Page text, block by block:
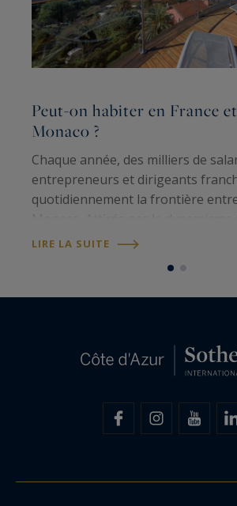
Peut-on habiter en France
Monaco ?
Chaque année, des milliers de
entrepreneurs et dirigeants
quotidiennement la frontière
de la Principauté, beaucoup
LIRE LA SUITE